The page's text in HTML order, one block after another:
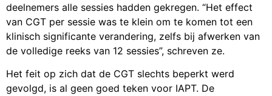
deelnemers alle sessies hadden gekregen. “Het effect
van CGT per sessie was te klein om te komen tot een
klinisch significante verandering, zelfs bij afwerken van
de volledige reeks van 12 sessies”, schreven ze.
Het feit op zich dat de CGT slechts beperkt werd
gevolgd, is al geen goed teken voor IAPT. De